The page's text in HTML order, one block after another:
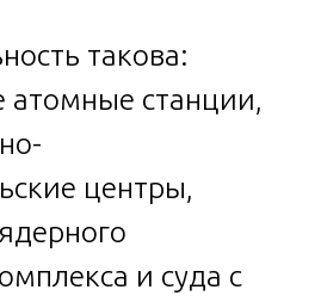
такова:
станции,
центры,
и суда с